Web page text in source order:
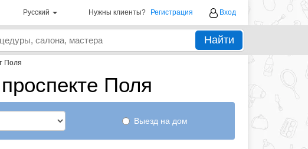
Русский Нужны клиенты? Регистрация Вход
Найти
Поля
Поля
Выезд на дом